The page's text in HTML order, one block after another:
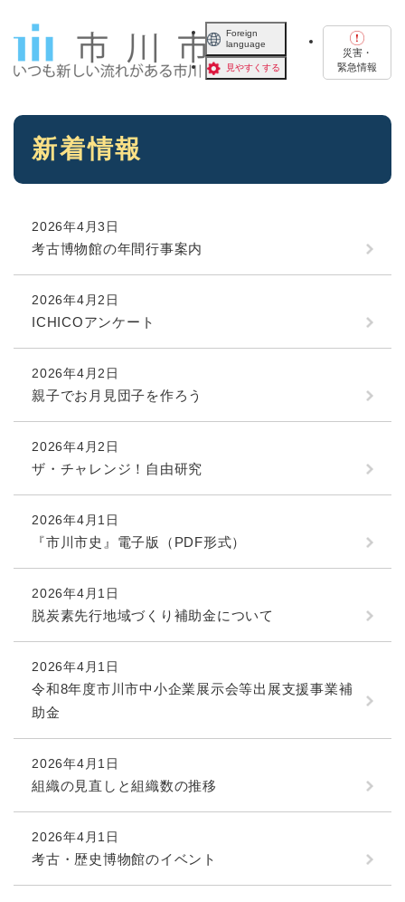
Foreign
language
見やすくする
災害・
緊急情報
本
新着情報
2026年4月3日
考古博物館の年間行事案内
2026年4月2日
ICHICOアンケート
2026年4月2日
親子でお月見団子を作ろう
2026年4月2日
ザ・チャレンジ！自由研究
2026年4月1日
『市川市史』電子版（PDF形式）
2026年4月1日
脱炭素先行地域づくり補助金について
2026年4月1日
令和8年度市川市中小企業展示会等出展支援事業補
助金
2026年4月1日
組織の見直しと組織数の推移
2026年4月1日
考古・歴史博物館のイベント